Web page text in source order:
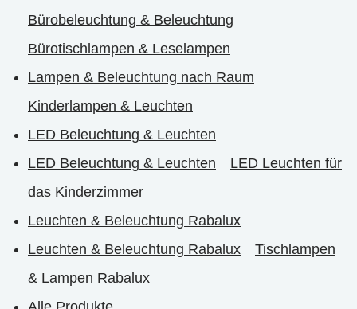
Bürobeleuchtung & Beleuchtung
Bürotischlampen & Leselampen
Lampen & Beleuchtung nach Raum
Kinderlampen & Leuchten
LED Beleuchtung & Leuchten
LED Beleuchtung & Leuchten
LED Leuchten für
das Kinderzimmer
Leuchten & Beleuchtung Rabalux
Leuchten & Beleuchtung Rabalux
Tischlampen
& Lampen Rabalux